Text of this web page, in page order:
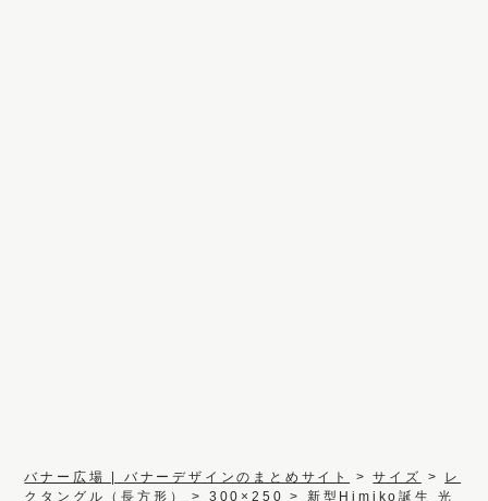
バナー広場 | バナーデザインのまとめサイト >サイズ > レ
クタングル（長方形）
> 300×250 > 新型Himiko誕生 光